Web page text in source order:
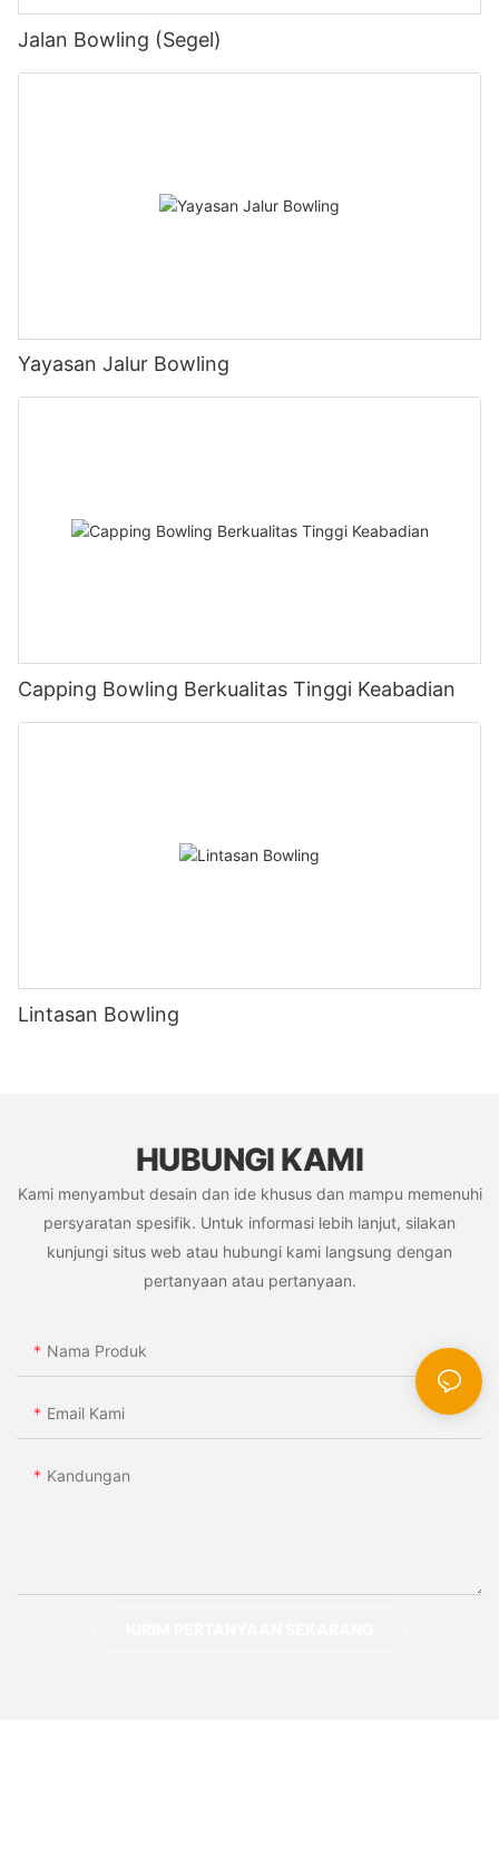
Jalan Bowling (Segel)
Yayasan Jalur Bowling
Capping Bowling Berkualitas Tinggi Keabadian
Lintasan Bowling
HUBUNGI KAMI
Kami menyambut desain dan ide khusus dan mampu memenuhi
persyaratan spesifik. Untuk informasi lebih lanjut, silakan
kunjungi situs web atau hubungi kami langsung dengan
pertanyaan atau pertanyaan.
Nama Produk
Email Kami
Kandungan